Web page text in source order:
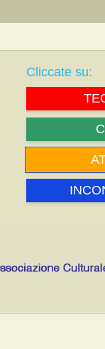
Cliccate su: